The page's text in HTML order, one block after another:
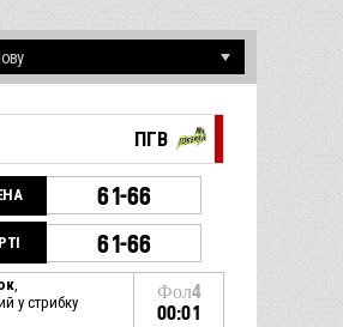
ЕФ
8
4
7
ПГВ
61-66
61-66
,
у стрибку
Фол4
00:01